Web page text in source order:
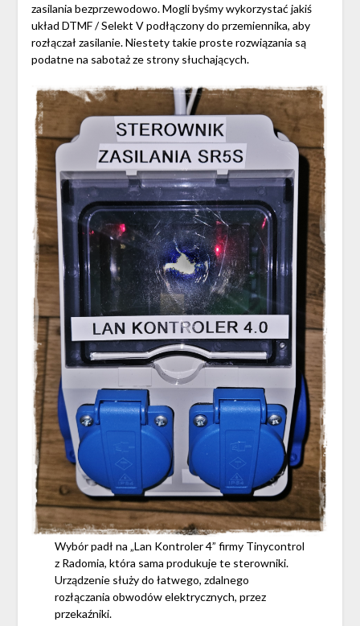
zasilania bezprzewodowo. Mogli byśmy wykorzystać jakiś
układ DTMF / Selekt V podłączony do przemiennika, aby
rozłączał zasilanie. Niestety takie proste rozwiązania są
podatne na sabotaż ze strony słuchających.
Wybór padł na „Lan Kontroler 4” firmy Tinycontrol
z Radomia, która sama produkuje te sterowniki.
Urządzenie służy do łatwego, zdalnego
rozłączania obwodów elektrycznych, przez
przekaźniki.